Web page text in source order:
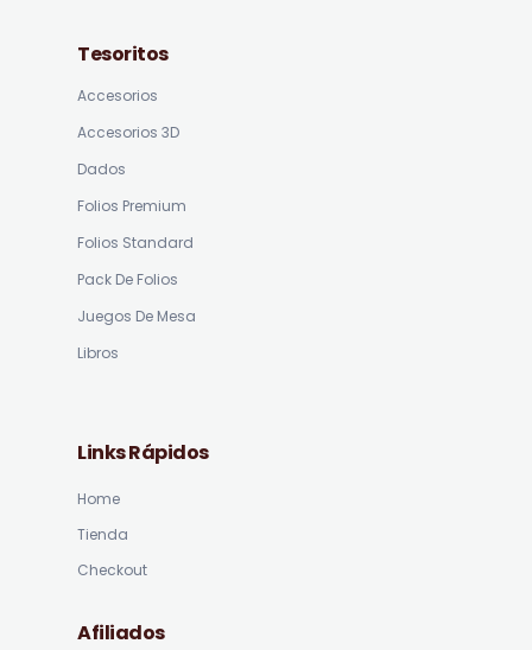
Tesoritos
Accesorios
Accesorios 3D
Dados
Folios Premium
Folios Standard
Pack De Folios
Juegos De Mesa
Libros
Links Rápidos
Home
Tienda
Checkout
Afiliados